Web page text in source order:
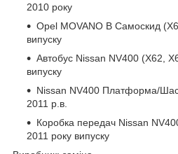
2010 року
Opel MOVANO B Самоскид
випуску
Автобус Nissan NV400 (X62,
випуску
Nissan NV400 Платформа/
2011 р.в.
Коробка передач Nissan
2011 року випуску